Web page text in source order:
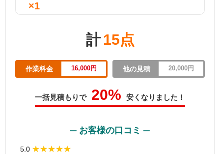
×1
計15点
作業料金 16,000円 他の見積 20,000円
一括見積もりで 20% 安くなりました！
─ お客様の口コミ ─
5.0 ★★★★★
★★★★★